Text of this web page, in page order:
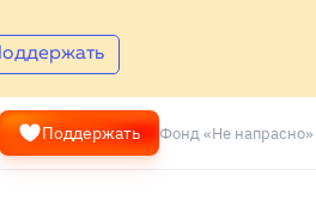
Поддержать Фонд «Не напрасно»